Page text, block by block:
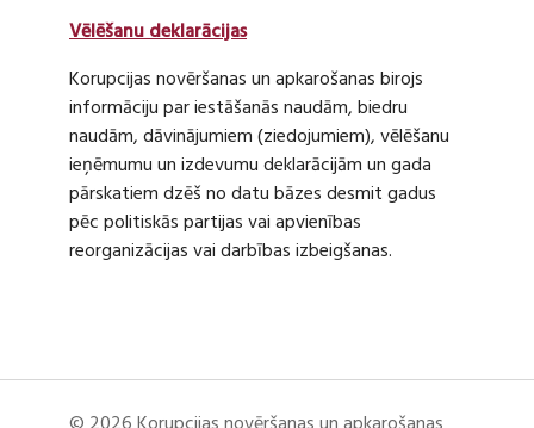
Vēlēšanu deklarācijas
Korupcijas novēršanas un apkarošanas birojs
informāciju par iestāšanās naudām, biedru
naudām, dāvinājumiem (ziedojumiem), vēlēšanu
ieņēmumu un izdevumu deklarācijām un gada
pārskatiem dzēš no datu bāzes desmit gadus
pēc politiskās partijas vai apvienības
reorganizācijas vai darbības izbeigšanas.